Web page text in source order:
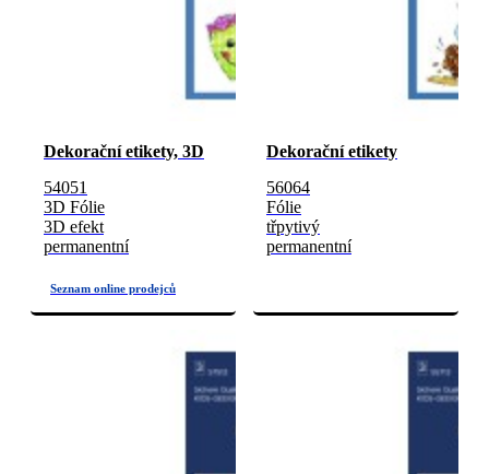
Dekorační etikety, 3D
54051
3D Fólie
3D efekt
permanentní
Dekorační etikety
56064
Fólie
třpytivý
permanentní